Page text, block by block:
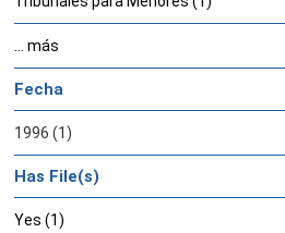
... más
Fecha
1996 (1)
Has File(s)
Yes (1)